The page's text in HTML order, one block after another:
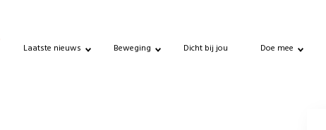
Laatste nieuws Beweging Dicht bij jou Doe mee